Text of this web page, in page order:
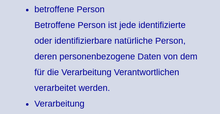
betroffene Person
Betroffene Person ist jede identifizierte
oder identifizierbare natürliche Person,
deren personenbezogene Daten von dem
für die Verarbeitung Verantwortlichen
verarbeitet werden.
Verarbeitung